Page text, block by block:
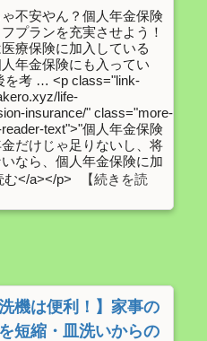
不安やん？個人年金保険
プランを充実させよう！
療保険に加入している
年金保険にも入ってい
を考 … <p class="link-
life-
insurance/" class="more-
text">"個人年金保険
だけじゃ足りないし、将
なら、個人年金保険に加
む</a></p>
洗機は便利！】家事の
短縮・皿洗いからの